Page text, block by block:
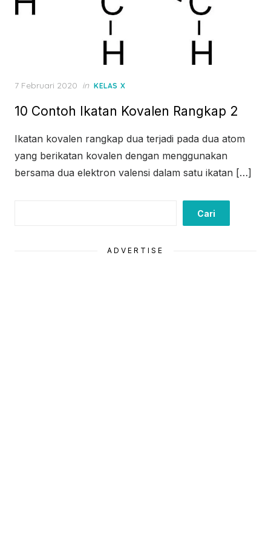
Posted
7 Februari 2020 in KELAS X
10 Contoh Ikatan Kovalen Rangkap 2
Ikatan kovalen rangkap dua terjadi pada dua atom
yang berikatan kovalen dengan menggunakan
bersama dua elektron valensi dalam satu ikatan […]
Cari
ADVERTISE